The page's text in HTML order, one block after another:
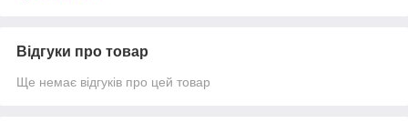
Відгуки про товар
Ще немає відгуків про цей товар